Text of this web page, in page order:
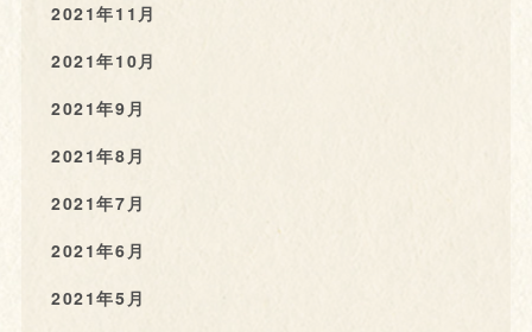
2021年11月
2021年10月
2021年9月
2021年8月
2021年7月
2021年6月
2021年5月